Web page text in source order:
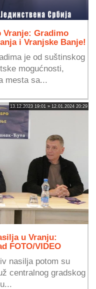
Vranje: Gradimo
i Vranjske Banje!
je od suštinskog
mogućnosti,
mesta sa...
13.12.2023 19:01 » 12.01.2024 20:29
u Vranju:
FOTO/VIDEO
nasilja potom su
centralnog gradskog